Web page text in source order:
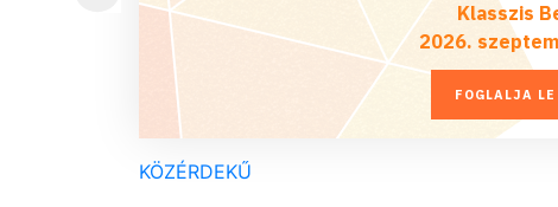
Klasszis
2026.
FOGLALJA
KÖZÉRDEKŰ